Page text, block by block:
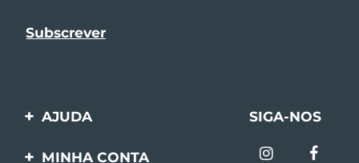
AJUDA
Entre em contato
SIGA-NOS
MINHA CONTA